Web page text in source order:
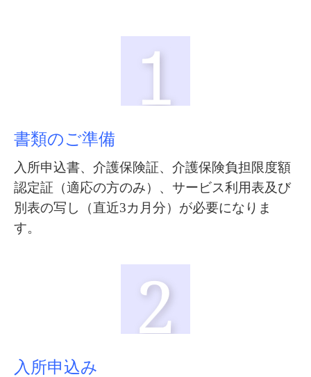
書類のご準備
入所申込書、介護保険証、介護保険負担限度額
認定証（適応の方のみ）、サービス利用表及び
別表の写し（直近3カ月分）が必要になりま
す。
入所申込み